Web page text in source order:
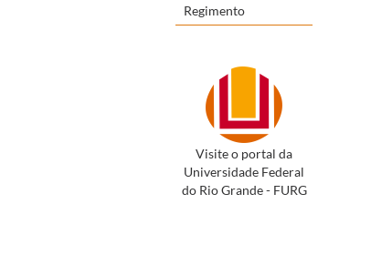
Regimento
Visite o portal da
Universidade Federal
do Rio Grande - FURG